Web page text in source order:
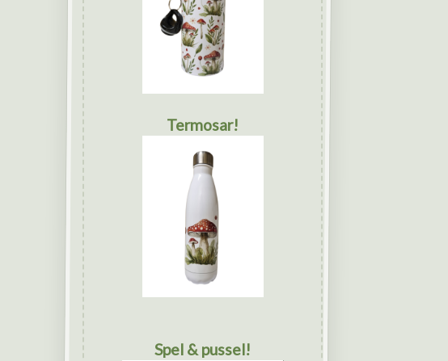
Termosar!
Spel & pussel!